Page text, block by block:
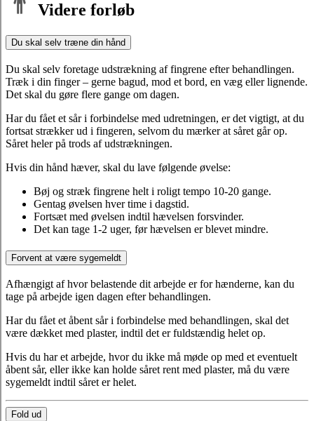
Videre forløb
Du skal selv træne din hånd
Du skal selv foretage udstrækning af fingrene efter behandlingen.
Træk i din finger – gerne bagud, mod et bord, en væg eller lignende.
Det skal du gøre flere gange om dagen.
Har du fået et sår i forbindelse med udretningen, er det vigtigt, at du
fortsat strækker ud i fingeren, selvom du mærker at såret går op.
Såret heler på trods af udstrækningen.
Hvis din hånd hæver, skal du lave følgende øvelse:
Bøj og stræk fingrene helt i roligt tempo 10-20 gange.
Gentag øvelsen hver time i dagstid.
Fortsæt med øvelsen indtil hævelsen forsvinder.
Det kan tage 1-2 uger, før hævelsen er blevet mindre.
Forvent at være sygemeldt
Afhængigt af hvor belastende dit arbejde er for hænderne, kan du
tage på arbejde igen dagen efter behandlingen.
Har du fået et åbent sår i forbindelse med behandlingen, skal det
være dækket med plaster, indtil det er fuldstændig helet op.
Hvis du har et arbejde, hvor du ikke må møde op med et eventuelt
åbent sår, eller ikke kan holde såret rent med plaster, må du være
sygemeldt indtil såret er helet.
Fold ud